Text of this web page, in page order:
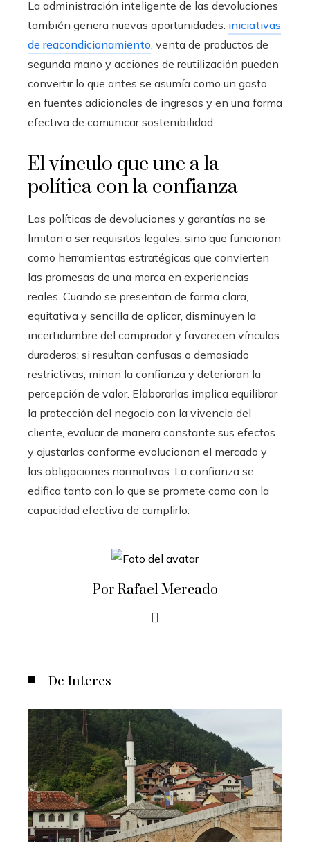
La administración inteligente de las devoluciones
también genera nuevas oportunidades: iniciativas
de reacondicionamiento , venta de productos de
segunda mano y acciones de reutilización pueden
convertir lo que antes se asumía como un gasto
en fuentes adicionales de ingresos y en una forma
efectiva de comunicar sostenibilidad.
El vínculo que une a la
política con la confianza
Las políticas de devoluciones y garantías no se
limitan a ser requisitos legales, sino que funcionan
como herramientas estratégicas que convierten
las promesas de una marca en experiencias
reales. Cuando se presentan de forma clara,
equitativa y sencilla de aplicar, disminuyen la
incertidumbre del comprador y favorecen vínculos
duraderos; si resultan confusas o demasiado
restrictivas, minan la confianza y deterioran la
percepción de valor. Elaborarlas implica equilibrar
la protección del negocio con la vivencia del
cliente, evaluar de manera constante sus efectos
y ajustarlas conforme evolucionan el mercado y
las obligaciones normativas. La confianza se
edifica tanto con lo que se promete como con la
capacidad efectiva de cumplirlo.
Por Rafael Mercado
De Interes